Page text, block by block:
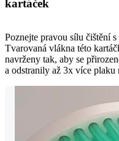
kartáček
Poznejte pravou sílu čištění
Tvarovaná vlákna této
navrženy tak, aby se
a odstranily až 3x více plaku